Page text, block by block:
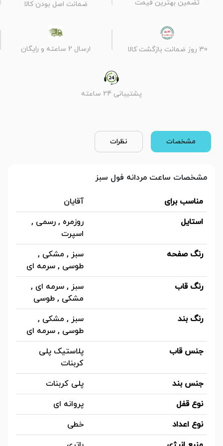
تضمین بهترین قیمت ضمانت اصل بودن کالا
30 روز ضمانت بازگشت کالا ارسال 2 ساعته و رایگان
پشتیبانی 24 ساعته
مشخصات نظرات
مشخصات ساعت مردانه فول سبز
مناسب برای
آقایان
استایل
روزمره , رسمی ,
اسپرت
رنگ صفحه
سبز , مشکی ,
طوسی , سرمه ای
رنگ قاب
سبز , سرمه ای ,
مشکی , طوسی
رنگ بند
سبز , مشکی ,
طوسی , سرمه ای
جنس قاب
پلاستیک پلی
کربنات
جنس بند
پلی کربنات
نوع قفل
پروانه ای
نوع اعداد
خطی